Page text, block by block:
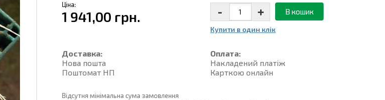
Ціна:
1 941,00 грн. - + В кошик
Купити в один клiк
Доставка:
Нова пошта
Поштомат НП
Оплата:
Накладений платiж
Карткою онлайн
Відсутня мінімальна сума замовлення